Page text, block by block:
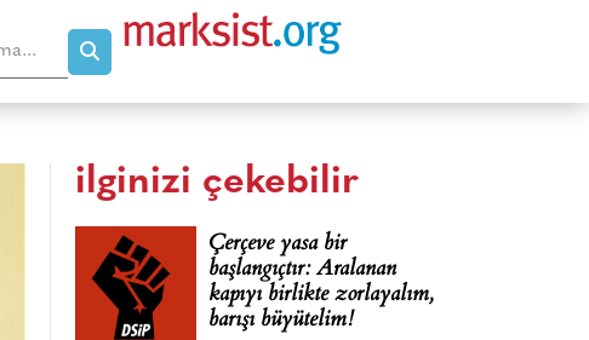
ilginizi çekebilir
Çerçeve yasa bir
başlangıçtır: Aralanan
kapıyı birlikte zorlayalım,
barışı büyütelim!